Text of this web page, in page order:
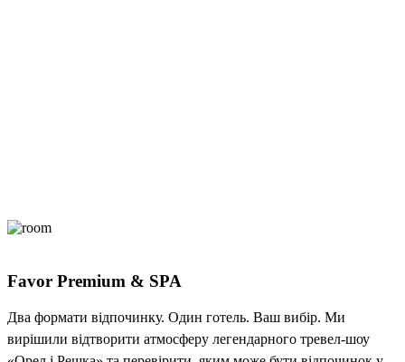
Favor Premium & SPA
Два формати відпочинку. Один готель. Ваш вибір. Ми
вирішили відтворити атмосферу легендарного тревел-шоу